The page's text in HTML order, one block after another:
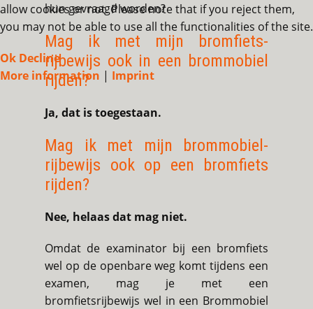
hun gevraagd worden?
Mag ik met mijn bromfiets-
rijbewijs ook in een brommobiel
rijden?
Ja, dat is toegestaan.
Mag ik met mijn brommobiel-
rijbewijs ook op een bromfiets
rijden?
Nee, helaas dat mag niet.
Omdat de examinator bij een bromfiets
wel op de openbare weg komt tijdens een
examen, mag je met een
bromfietsrijbewijs wel in een Brommobiel
allow cookies or not. Please note that if you reject them,
you may not be able to use all the functionalities of the site.
Ok Decline
More information | Imprint